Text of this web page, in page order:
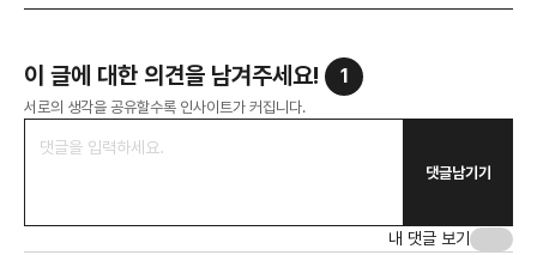
이 글에 대한 의견을 남겨주세요! 1
서로의 생각을 공유할수록 인사이트가 커집니다.
댓글남기기
내 댓글 보기